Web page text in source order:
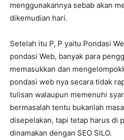
menggunakannya sebab akan
dikemudian hari.
Setelah itu P, P yaitu Pondasi
pondasi Web, banyak para
memasukkan dan
pondasi web nya secara tidak
tulisan walaupun memenuhi
bermasalah tentu bukanlah
disepelakan, tapi tetap harus di
dinamakan dengan SEO SILO.